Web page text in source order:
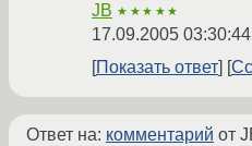
JB ★★★★★
17.09.2005
Показать ответ
Ответ на: комментарий от